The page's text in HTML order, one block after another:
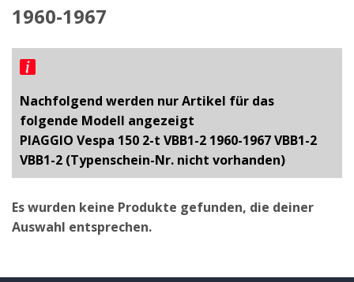
1960-1967
Nachfolgend werden nur Artikel für das
folgende Modell angezeigt
PIAGGIO Vespa 150 2-t VBB1-2 1960-1967 VBB1-2
VBB1-2 (Typenschein-Nr. nicht vorhanden)
Es wurden keine Produkte gefunden, die deiner
Auswahl entsprechen.